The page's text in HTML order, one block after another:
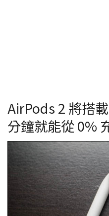
AirPods 2 將搭
分鐘就能從 0%